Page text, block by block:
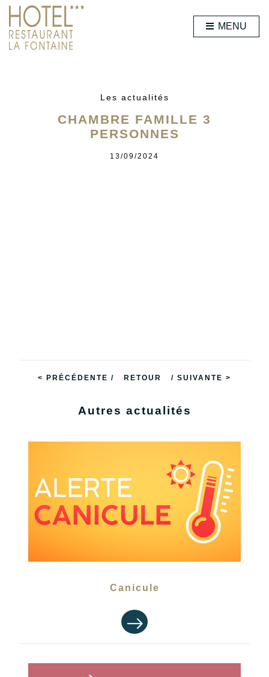
MENU
Les actualités
CHAMBRE FAMILLE 3
PERSONNES
13/09/2024
< PRÉCÉDENTE / RETOUR / SUIVANTE >
Autres actualités
Canicule